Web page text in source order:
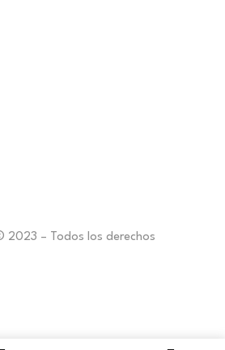
2023 – Todos los derechos